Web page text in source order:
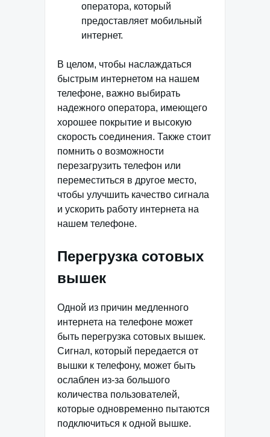
оператора, который
предоставляет мобильный
интернет.
В целом, чтобы наслаждаться
быстрым интернетом на нашем
телефоне, важно выбирать
надежного оператора, имеющего
хорошее покрытие и высокую
скорость соединения. Также стоит
помнить о возможности
перезагрузить телефон или
переместиться в другое место,
чтобы улучшить качество сигнала
и ускорить работу интернета на
нашем телефоне.
Перегрузка сотовых
вышек
Одной из причин медленного
интернета на телефоне может
быть перегрузка сотовых вышек.
Сигнал, который передается от
вышки к телефону, может быть
ослаблен из-за большого
количества пользователей,
которые одновременно пытаются
подключиться к одной вышке.